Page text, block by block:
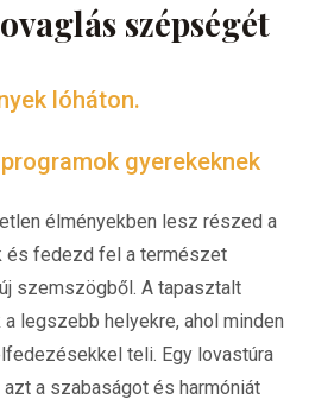
szépségét
lóháton.
gyerekeknek
élményekben lesz részed a
és fedezd fel a természet
szemszögből. A tapasztalt
legszebb helyekre, ahol minden
teli. Egy lovastúra
a szabaságot és harmóniát